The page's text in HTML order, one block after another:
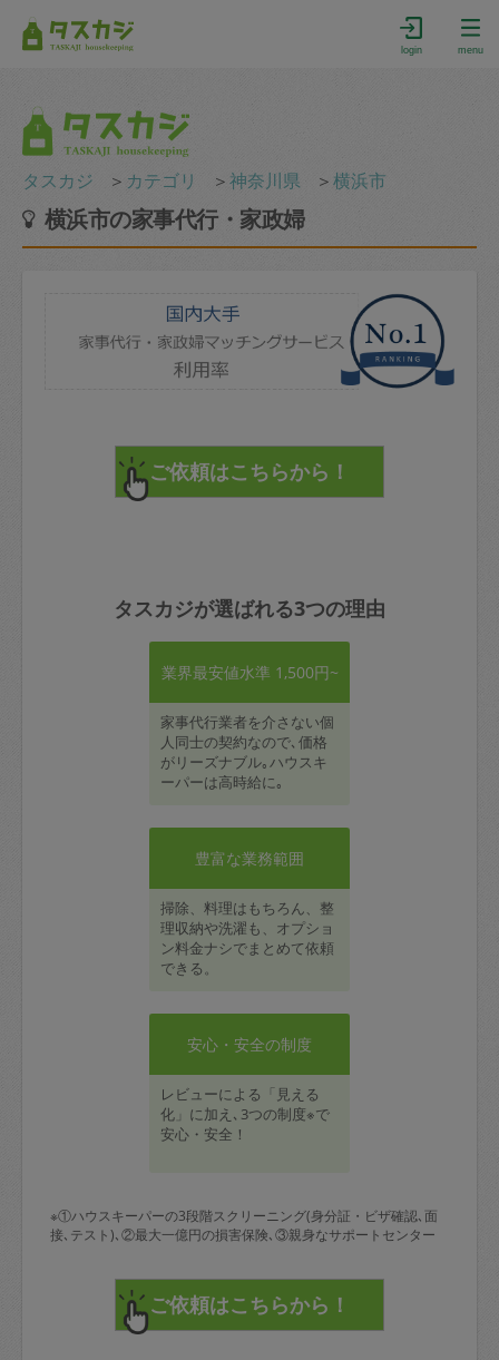
login menu
タスカジ ＞ カテゴリ ＞神奈川県 ＞横浜市
横浜市の家事代行・家政婦
タスカジが選ばれる3つの理由
業界最安値水準 1,500円~
家事代行業者を介さない個
人同士の契約なので､価格
がリーズナブル｡ハウスキ
ーパーは高時給に｡
豊富な業務範囲
掃除、料理はもちろん、整
理収納や洗濯も、オプショ
ン料金ナシでまとめて依頼
できる。
安心・安全の制度
レビューによる「見える
化」に加え､3つの制度※で
安心・安全！
※①ハウスキーパーの3段階スクリーニング(身分証・ビザ確認､面
接､テスト)､②最大一億円の損害保険､③親身なサポートセンター